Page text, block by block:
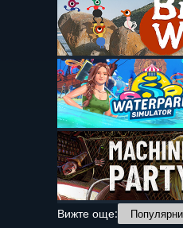
Вижте още: